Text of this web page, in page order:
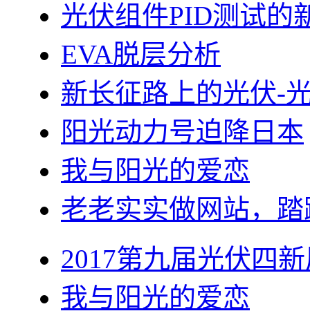
光伏组件PID测试的
EVA脱层分析
新长征路上的光伏-
阳光动力号迫降日本
我与阳光的爱恋
老老实实做网站，
2017第九届光伏四
我与阳光的爱恋